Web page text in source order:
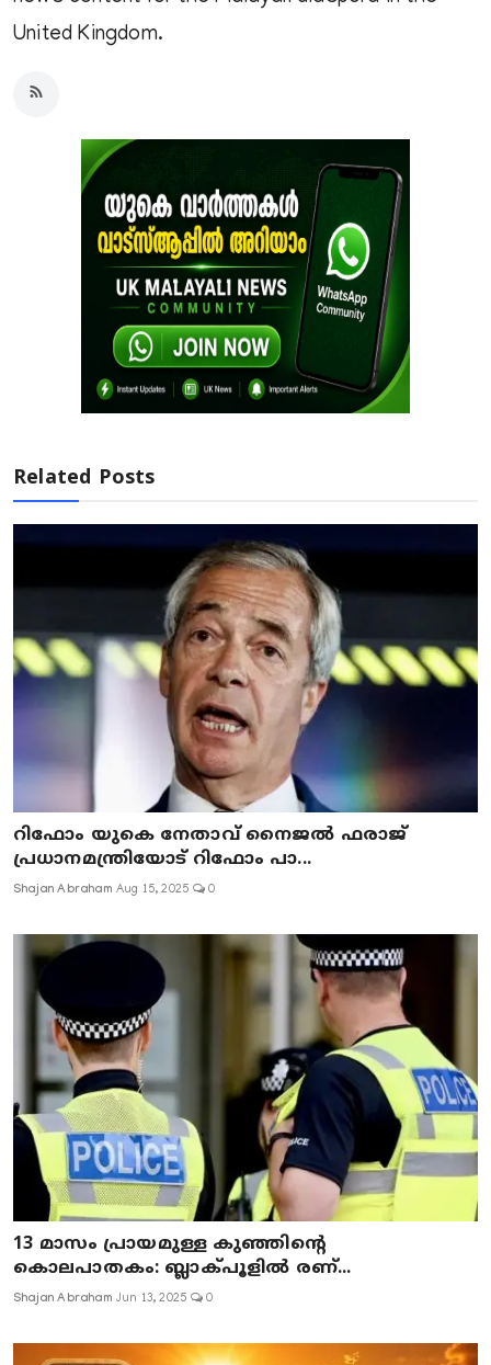
United Kingdom.
Related Posts
റിഫോം യുകെ നേതാവ് നൈജൽ ഫരാജ്
പ്രധാനമന്ത്രിയോട് റിഫോം പാ...
Shajan Abraham Aug 15, 2025 0
13 മാസം പ്രായമുള്ള കുഞ്ഞിന്റെ
കൊലപാതകം: ബ്ലാക്പൂളിൽ രണ്...
Shajan Abraham Jun 13, 2025 0